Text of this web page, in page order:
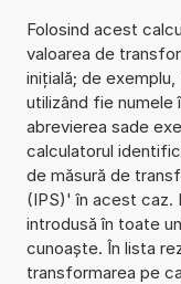
Folosind acest
valoarea de
inițială; de
utilizând fie numele
abrevierea sade
calculatorul
de măsură de
(IPS)' în acest caz.
introdusă în toate
cunoaște. În lista
transformarea pe